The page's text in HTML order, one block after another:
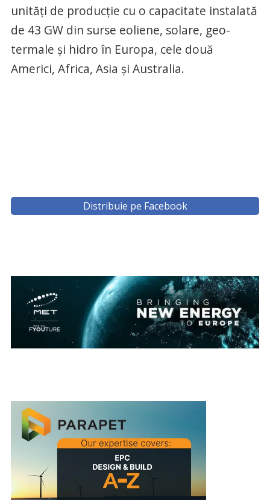
unități de producție cu o capacitate instalată
de 43 GW din surse eoliene, solare, geo-
termale și hidro în Europa, cele două
Americi, Africa, Asia și Australia.
Distribuie pe Facebook